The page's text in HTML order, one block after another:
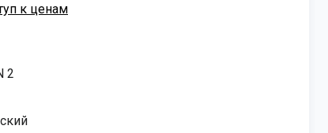
к ценам
2